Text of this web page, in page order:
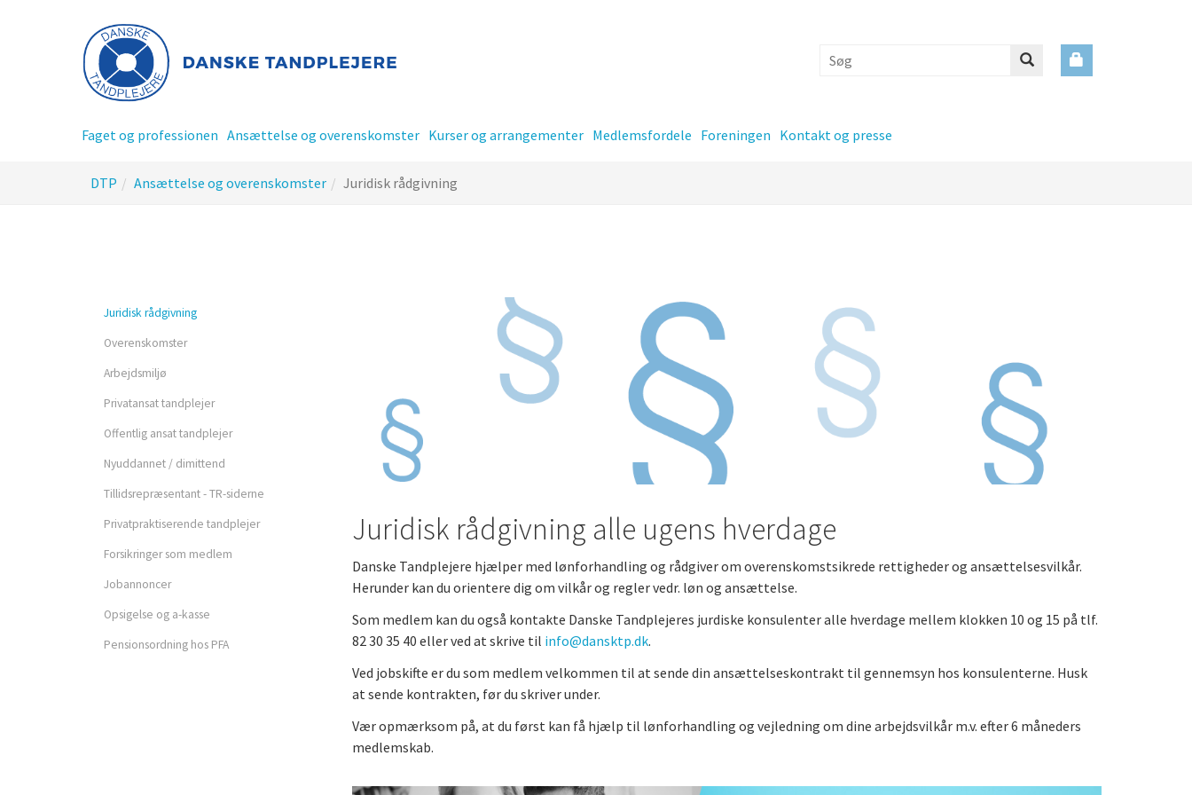
Faget og professionen Ansættelse og overenskomster
Forsikringer som medlem
Opsigelse og a-kasse
Kurser og arrangementer Medlemsfordele Foreningen Kontakt og presse
er
DTP Ansættelse og overenskomster Juridisk rådgivning
Juridisk rådgivning
Overenskomster
Arbejdsmiljø
Privatansat tandplejer
Offentlig ansat tandplejer
Nyuddannet / dimittend
Tillidsrepræsentant - TR-siderne
Privatpraktiserende tandplejer
Forsikringer som medlem
Jobannoncer
Opsigelse og a-kasse
Pensionsordning hos PFA
Juridisk rådgivning alle ugens hverdage
Danske Tandplejere hjælper med lønforhandling og rådgiver om overenskomstsikrede rettigheder og ansættelsesvilkår.
Herunder kan du orientere dig om vilkår og regler vedr. løn og ansættelse.
Som medlem kan du også kontakte Danske Tandplejeres jurdiske konsulenter alle hverdage mellem klokken 10 og 15 på tlf.
82 30 35 40 eller ved at skrive til info@dansktp.dk.
Ved jobskifte er du som medlem velkommen til at sende din ansættelseskontrakt til gennemsyn hos konsulenterne. Husk
at sende kontrakten, før du skriver under.
Vær opmærksom på, at du først kan få hjælp til lønforhandling og vejledning om dine arbejdsvilkår m.v. efter 6 måneders
medlemskab.